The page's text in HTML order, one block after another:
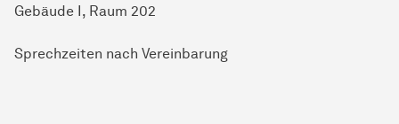
Gebäude I, Raum 202
Sprechzeiten nach Vereinbarung